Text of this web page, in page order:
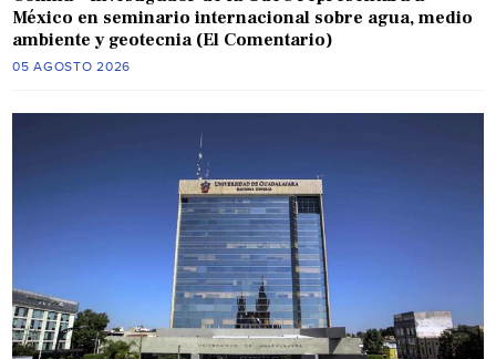
México en seminario internacional sobre agua, medio
ambiente y geotecnia (El Comentario)
05 AGOSTO 2026